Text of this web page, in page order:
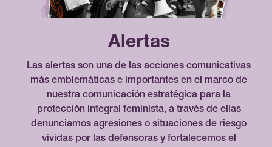
Alertas
Las alertas son una de las acciones comunicativas
más emblemáticas e importantes en el marco de
nuestra comunicación estratégica para la
protección integral feminista, a través de ellas
denunciamos agresiones o situaciones de riesgo
vividas por las defensoras y fortalecemos el